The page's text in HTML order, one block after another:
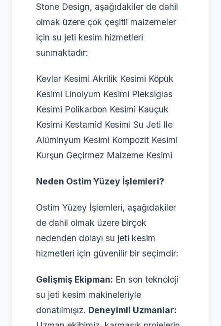
Stone Design, aşağıdakiler de dahil
olmak üzere çok çeşitli malzemeler
için su jeti kesim hizmetleri
sunmaktadır:
Kevlar Kesimi Akrilik Kesimi Köpük
Kesimi Linolyum Kesimi Pleksiglas
Kesimi Polikarbon Kesimi Kauçuk
Kesimi Kestamid Kesimi Su Jeti Ile
Alüminyum Kesimi Kompozit Kesimi
Kurşun Geçirmez Malzeme Kesimi
Neden Ostim Yüzey İşlemleri?
Ostim Yüzey İşlemleri, aşağıdakiler
de dahil olmak üzere birçok
nedenden dolayı su jeti kesim
hizmetleri için güvenilir bir seçimdir:
Gelişmiş Ekipman: En son teknoloji
su jeti kesim makineleriyle
donatılmışız. Deneyimli Uzmanlar: